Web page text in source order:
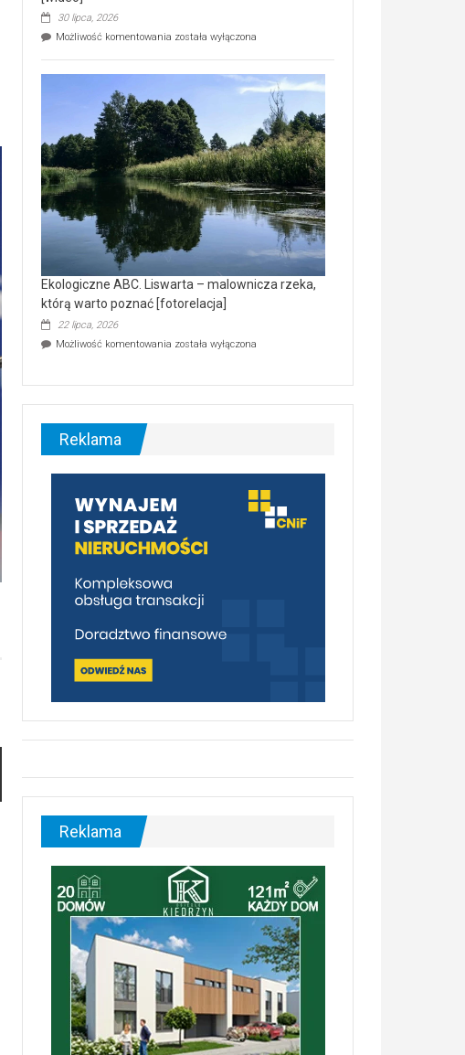
30 lipca, 2026
Możliwość komentowania Ekologiczne
wśród
nietoperzy
[wideo]
została wyłączona
Ekologiczne ABC. Liswarta – malownicza rzeka,
którą warto poznać [fotorelacja]
22 lipca, 2026
Możliwość komentowania Ekologiczne
–
malownicza
[fotorelacja]
została wyłączona
Reklama
Reklama